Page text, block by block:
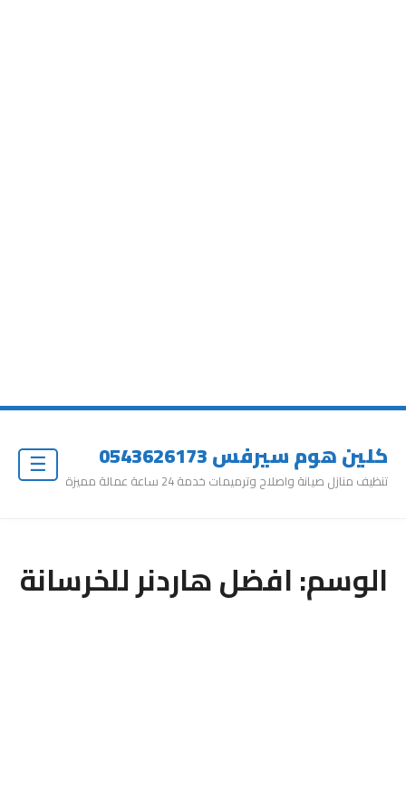
كلين هوم سيرفس 0543626173
تنظيف منازل صيانة واصلاح وترميمات خدمة 24 ساعة عمالة مميزة
الوسم:افضل هاردنر للخرسانة